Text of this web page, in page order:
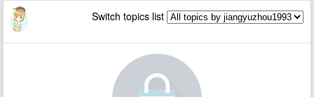
Switch topics list